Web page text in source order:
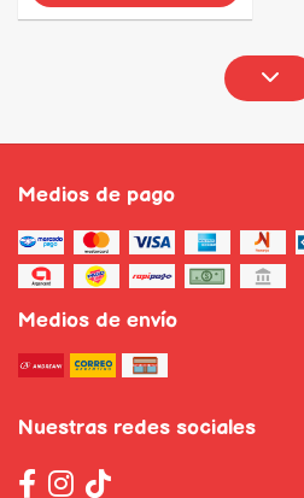
Medios de pago
Medios de envío
Nuestras redes sociales